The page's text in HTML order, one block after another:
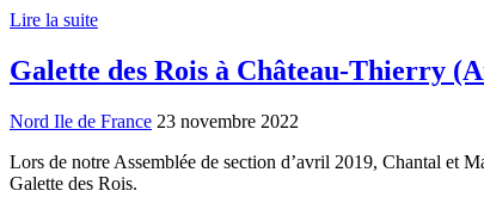
Lire la suite
Galette des Rois à Château-Thierry
Nord Ile de France 23 novembre 2022
Lors de notre Assemblée de section d’avril 2019, Chantal et
Galette des Rois.